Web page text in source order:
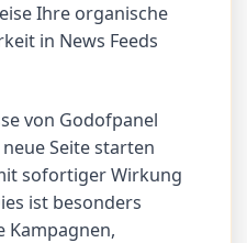
Ihre organische
in News Feeds
von Godofpanel
Seite starten
sofortiger Wirkung
ist besonders